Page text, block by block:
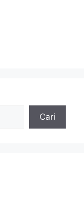
Cari